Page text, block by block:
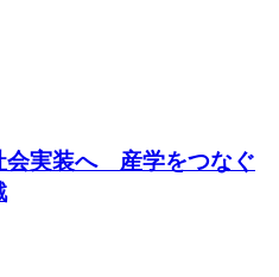
会実装へ 産学をつなぐ